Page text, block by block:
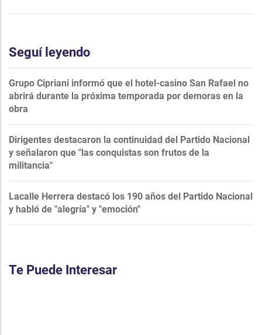
Seguí leyendo
Grupo Cipriani informó que el hotel-casino San Rafael no
abrirá durante la próxima temporada por demoras en la
obra
Dirigentes destacaron la continuidad del Partido Nacional
y señalaron que "las conquistas son frutos de la
militancia"
Lacalle Herrera destacó los 190 años del Partido Nacional
y habló de "alegría" y "emoción"
Te Puede Interesar